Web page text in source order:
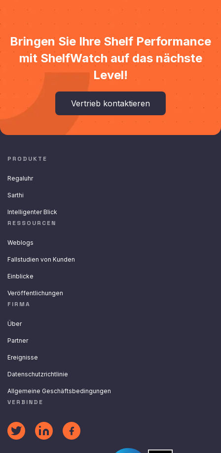
Bringen Sie Ihre Shelf Performance
mit ShelfWatch auf das nächste
Level!
Vertrieb kontaktieren
PRODUKTE
Regaluhr
Sarthi
Intelligenter Blick
RESSOURCEN
Weblogs
Fallstudien von Kunden
Einblicke
Veröffentlichungen
FIRMA
Über
Partner
Ereignisse
Datenschutzrichtlinie
Allgemeine Geschäftsbedingungen
VERBINDE